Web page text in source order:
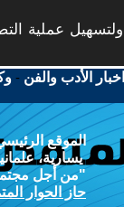
عملية
اخبار الأدب والفن -
الموقع
يسارية،
"من أجل
حاز الحوار